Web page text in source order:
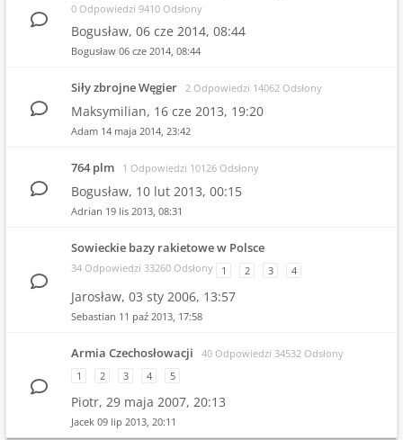
0 Odpowiedzi 9410 Odsłony
Bogusław, 06 cze 2014, 08:44
Bogusław 06 cze 2014, 08:44
Siły zbrojne Węgier 2 Odpowiedzi 14062 Odsłony
Maksymilian, 16 cze 2013, 19:20
Adam 14 maja 2014, 23:42
764 plm 1 Odpowiedzi 10126 Odsłony
Bogusław, 10 lut 2013, 00:15
Adrian 19 lis 2013, 08:31
Sowieckie bazy rakietowe w Polsce
34 Odpowiedzi 33260 Odsłony 1 2 3 4
Jarosław, 03 sty 2006, 13:57
Sebastian 11 paź 2013, 17:58
Armia Czechosłowacji
40 Odpowiedzi 34532 Odsłony
1
2 3 4 5
Piotr, 29 maja 2007, 20:13
Jacek 09 lip 2013, 20:11